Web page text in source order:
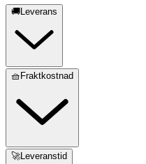
🚚Leverans
🧺Fraktkostnad
🚀Leveranstid